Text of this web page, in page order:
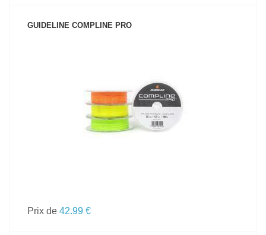
GUIDELINE COMPLINE PRO
VOIR LE PRODUIT
Prix de 42.99 €